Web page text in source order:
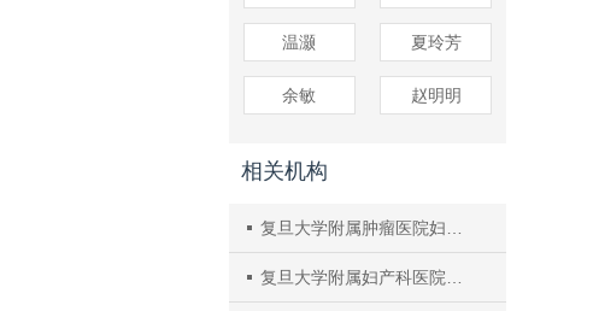
温灏 夏玲芳
余敏 赵明明
相关机构
复旦大学附属肿瘤医院妇瘤科，复旦大学上海医学院肿瘤学系
复旦大学附属妇产科医院妇科